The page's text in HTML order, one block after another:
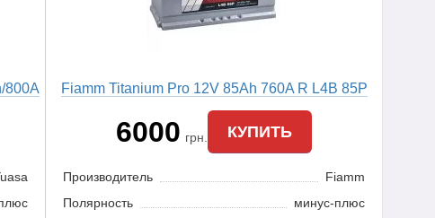
800A
Fiamm Titanium Pro 12V 85Ah 760A R L4B 85P
6000 грн. КУПИТЬ
Производитель
Fiamm
Полярность
минус-плюс